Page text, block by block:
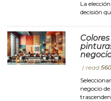
La
decisión
| read
negocio